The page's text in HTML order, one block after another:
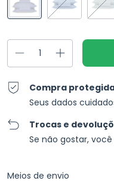
Compra
Seus dados
Trocas e
Se não gostar,
Entregas para o CEP:
Meios de envio